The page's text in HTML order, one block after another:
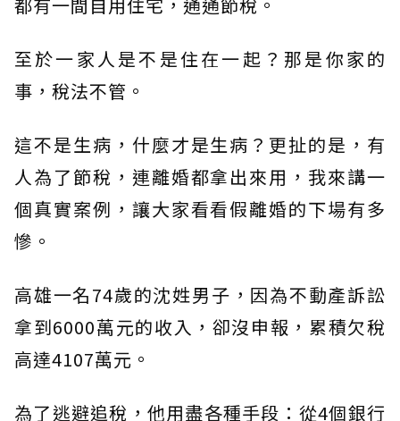
至於一家人是不是住在一起？那是你家的
事，稅法不管。
這不是生病，什麼才是生病？更扯的是，有
人為了節稅，連離婚都拿出來用，我來講一
個真實案例，讓大家看看假離婚的下場有多
慘。
高雄一名74歲的沈姓男子，因為不動產訴訟
拿到6000萬元的收入，卻沒申報，累積欠稅
高達4107萬元。
為了逃避追稅，他用盡各種手段：從4個銀行